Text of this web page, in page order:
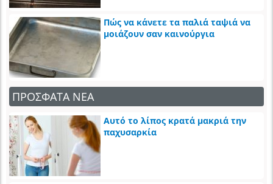
Πώς να κάνετε τα παλιά ταψιά να
μοιάζουν σαν καινούργια
ΠΡΟΣΦΑΤΑ ΝΕΑ
Αυτό το λίπος κρατά μακριά την
παχυσαρκία